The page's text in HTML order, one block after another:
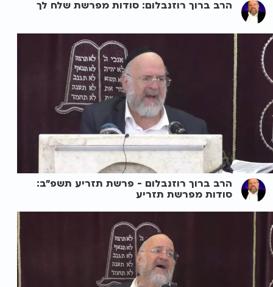
הרב ברוך רוזנבלום: סודות מפרשת שלח לך
הרב ברוך רוזנבלום - פרשת תזריע תשפ"ב:
סודות מפרשת תזריע